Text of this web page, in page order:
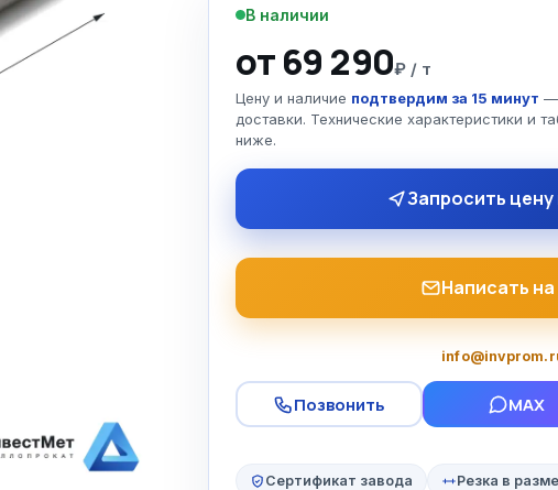
В наличии
от 69 290₽ / т
Цену и наличие подтвердим за 15 минут —
доставки. Технические характеристики и
ниже.
Запросить цену
Написать
Позвонить MAX
Сертификат завода Резка в